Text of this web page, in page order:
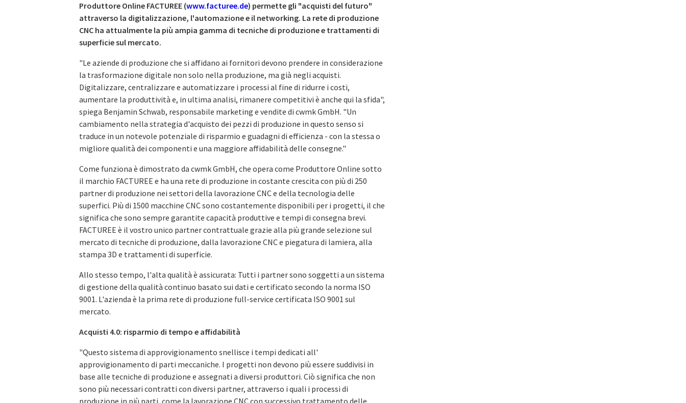
Produttore Online FACTUREE (www.facturee.de) permette gli "acquisti del futuro"
attraverso la digitalizzazione, l'automazione e il networking. La rete di produzione
CNC ha attualmente la più ampia gamma di tecniche di produzione e trattamenti di
superficie sul mercato.
"Le aziende di produzione che si affidano ai fornitori devono prendere in considerazione
la trasformazione digitale non solo nella produzione, ma già negli acquisti.
Digitalizzare, centralizzare e automatizzare i processi al fine di ridurre i costi,
aumentare la produttività e, in ultima analisi, rimanere competitivi è anche qui la sfida",
spiega Benjamin Schwab, responsabile marketing e vendite di cwmk GmbH. "Un
cambiamento nella strategia d'acquisto dei pezzi di produzione in questo senso si
traduce in un notevole potenziale di risparmio e guadagni di efficienza - con la stessa o
migliore qualità dei componenti e una maggiore affidabilità delle consegne."
Come funziona è dimostrato da cwmk GmbH, che opera come Produttore Online sotto
il marchio FACTUREE e ha una rete di produzione in costante crescita con più di 250
partner di produzione nei settori della lavorazione CNC e della tecnologia delle
superfici. Più di 1500 macchine CNC sono costantemente disponibili per i progetti, il che
significa che sono sempre garantite capacità produttive e tempi di consegna brevi.
FACTUREE è il vostro unico partner contrattuale grazie alla più grande selezione sul
mercato di tecniche di produzione, dalla lavorazione CNC e piegatura di lamiera, alla
stampa 3D e trattamenti di superficie.
Allo stesso tempo, l'alta qualità è assicurata: Tutti i partner sono soggetti a un sistema
di gestione della qualità continuo basato sui dati e certificato secondo la norma ISO
9001. L'azienda è la prima rete di produzione full-service certificata ISO 9001 sul
mercato.
Acquisti 4.0: risparmio di tempo e affidabilità
"Questo sistema di approvigionamento snellisce i tempi dedicati all'
approvigionamento di parti meccaniche. I progetti non devono più essere suddivisi in
base alle tecniche di produzione e assegnati a diversi produttori. Ciò significa che non
sono più necessari contratti con diversi partner, attraverso i quali i processi di